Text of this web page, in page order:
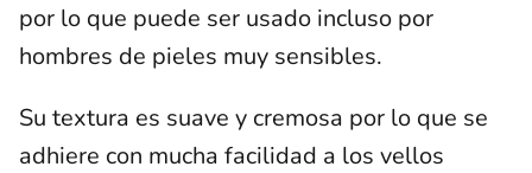
por lo que puede ser usado incluso por
hombres de pieles muy sensibles.
Su textura es suave y cremosa por lo que se
adhiere con mucha facilidad a los vellos